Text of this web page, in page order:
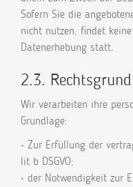
Sofern Sie die
nicht nutzen, findet
Datenerhebung statt.
2.3.
Wir verarbeiten ihre
Grundlage:
• Zur Erfüllung der
lit b DSGVO;
• der Notwendigkeit zur